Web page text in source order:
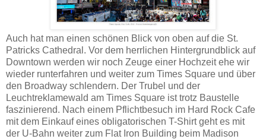
Auch hat man einen schönen Blick von oben auf die St.
Patricks Cathedral. Vor dem herrlichen Hintergrundblick auf
Downtown werden wir noch Zeuge einer Hochzeit ehe wir
wieder runterfahren und weiter zum Times Square und über
den Broadway schlendern. Der Trubel und der
Leuchtreklamewald am Times Square ist trotz Baustelle
faszinierend. Nach einem Pflichtbesuch im Hard Rock Cafe
mit dem Einkauf eines obligatorischen T-Shirt geht es mit
der U-Bahn weiter zum Flat Iron Building beim Madison